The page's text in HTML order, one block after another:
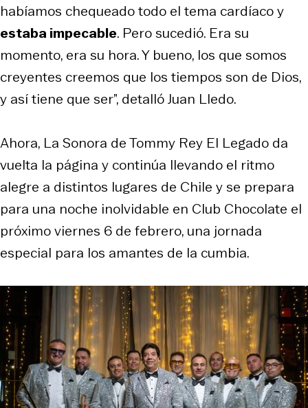
habíamos chequeado todo el tema cardíaco y
estaba impecable. Pero sucedió. Era su
momento, era su hora. Y bueno, los que somos
creyentes creemos que los tiempos son de Dios,
y así tiene que ser”, detalló Juan Lledo.
Ahora, La Sonora de Tommy Rey El Legado da
vuelta la página y continúa llevando el ritmo
alegre a distintos lugares de Chile y se prepara
para una noche inolvidable en Club Chocolate el
próximo viernes 6 de febrero, una jornada
especial para los amantes de la cumbia.